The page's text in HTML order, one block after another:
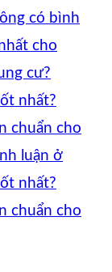
có bình
cho
cư?
nhất?
chuẩn cho
luận ở
nhất?
chuẩn cho